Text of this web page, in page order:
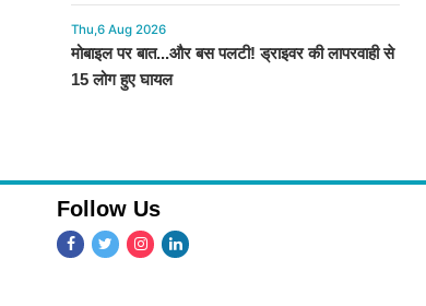
Thu,6 Aug 2026
मोबाइल पर बात...और बस पलटी! ड्राइवर की लापरवाही से
15 लोग हुए घायल
Follow Us